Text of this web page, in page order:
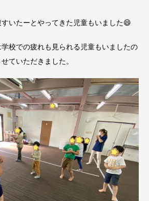
いたーとやってきた児童もいました😄
校での疲れも見られる児童もいましたの
ていただきました。